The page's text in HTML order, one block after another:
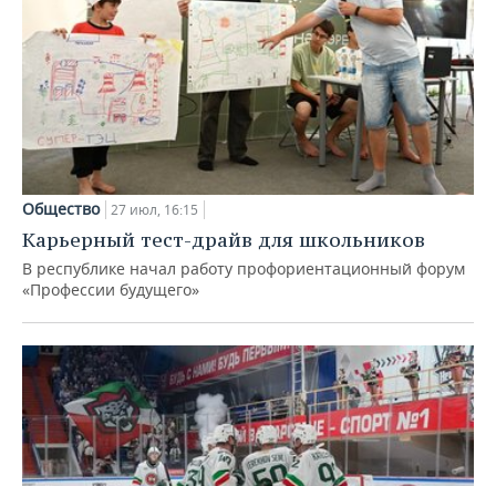
Общество 27 июл, 16:15
Карьерный тест-драйв для школьников
В республике начал работу профориентационный форум
«Профессии будущего»